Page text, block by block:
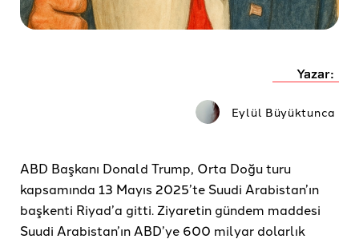
Yazar:
Eylül Büyüktunca
ABD Başkanı Donald Trump, Orta Doğu turu
kapsamında 13 Mayıs 2025’te Suudi Arabistan’ın
başkenti Riyad’a gitti. Ziyaretin gündem maddesi
Suudi Arabistan’ın ABD’ye 600 milyar dolarlık